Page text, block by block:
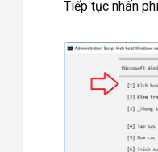
Tiếp tục nhấn